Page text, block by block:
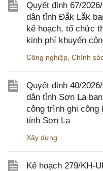
Quyết định 67/
dân tỉnh Đắk Lắk
kế hoạch, tổ chức
kinh phí khuyến
Công nghiệp Chính
Quyết định 40/
dân tỉnh Sơn La
công trình ghi
tỉnh Sơn La
Xây dựng
Kế hoạch 279/KH-